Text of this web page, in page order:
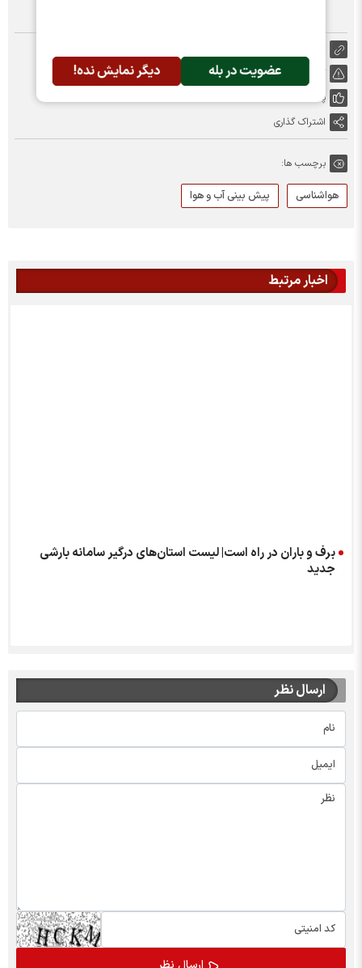
عضویت در بله دیگر نمایش نده!
پسندها:
اشتراک گذاری
برچسب ها:
هواشناسی پیش بینی آب و هوا
اخبار مرتبط
برف و باران در راه است| لیست استان‌های درگیر سامانه بارشی
جدید
ارسال نظر